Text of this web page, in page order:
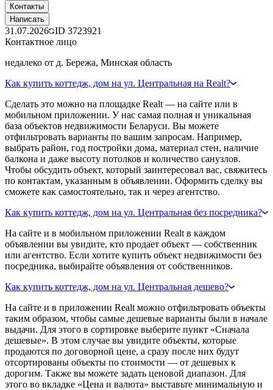
Контакты
Написать
31.07.2026 ID 3723921
Контактное лицо
недалеко от д. Бережа, Минская область
Как купить коттедж, дом на ул. Центральная на Realt?
Сделать это можно на площадке Realt — на сайте или в
мобильном приложении. У нас самая полная и уникальная
база объектов недвижимости Беларуси. Вы можете
отфильтровать варианты по вашим запросам. Например,
выбрать район, год постройки дома, материал стен, наличие
балкона и даже высоту потолков и количество санузлов.
Чтобы обсудить объект, который заинтересовал вас, свяжитесь
по контактам, указанным в объявлении. Оформить сделку вы
сможете как самостоятельно, так и через агентство.
Как купить коттедж, дом на ул. Центральная без посредника?
На сайте и в мобильном приложении Realt в каждом
объявлении вы увидите, кто продает объект — собственник
или агентство. Если хотите купить объект недвижимости без
посредника, выбирайте объявления от собственников.
Как купить коттедж, дом на ул. Центральная дешево?
На сайте и в приложении Realt можно отфильтровать объекты
таким образом, чтобы самые дешевые варианты были в начале
выдачи. Для этого в сортировке выберите пункт «Сначала
дешевые». В этом случае вы увидите объекты, которые
продаются по договорной цене, а сразу после них будут
отсортированы объекты по стоимости — от дешевых к
дорогим. Также вы можете задать ценовой диапазон. Для
этого во вкладке «Цена и валюта» выставьте минимальную и